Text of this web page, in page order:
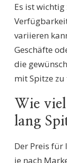
Es ist
variieren
Geschäfte
die
mit Spitze zu
Wie
lang
Der Preis für
je nach